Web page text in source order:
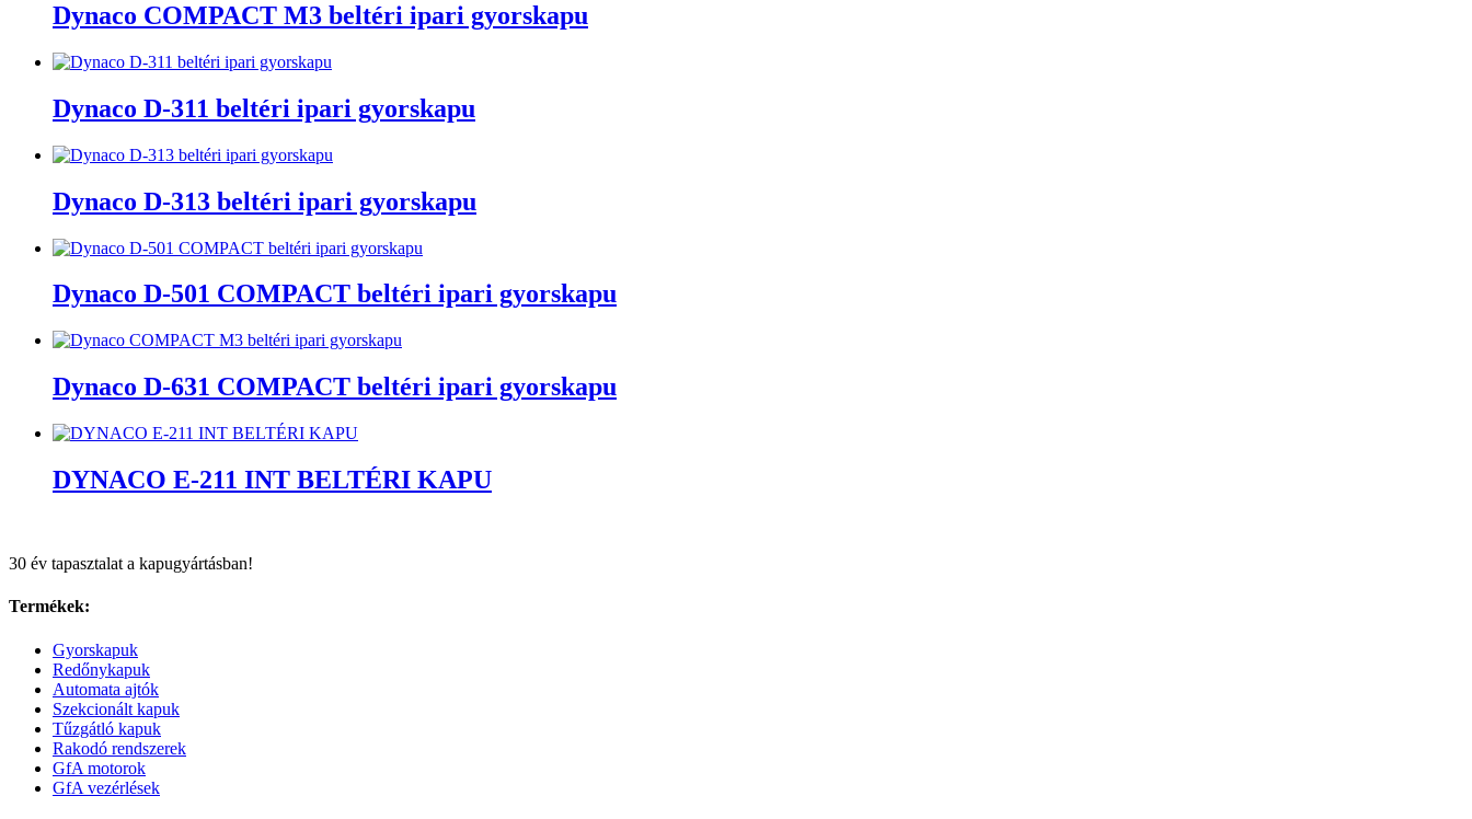
Dynaco COMPACT M3 beltéri ipari gyorskapu
Dynaco D-311 beltéri ipari gyorskapu
Dynaco D-313 beltéri ipari gyorskapu
Dynaco D-501 COMPACT beltéri ipari gyorskapu
Dynaco D-631 COMPACT beltéri ipari gyorskapu
DYNACO E-211 INT BELTÉRI KAPU
30 év tapasztalat a kapugyártásban!
Termékek:
Gyorskapuk
Redőnykapuk
Automata ajtók
Szekcionált kapuk
Tűzgátló kapuk
Rakodó rendszerek
GfA motorok
GfA vezérlések